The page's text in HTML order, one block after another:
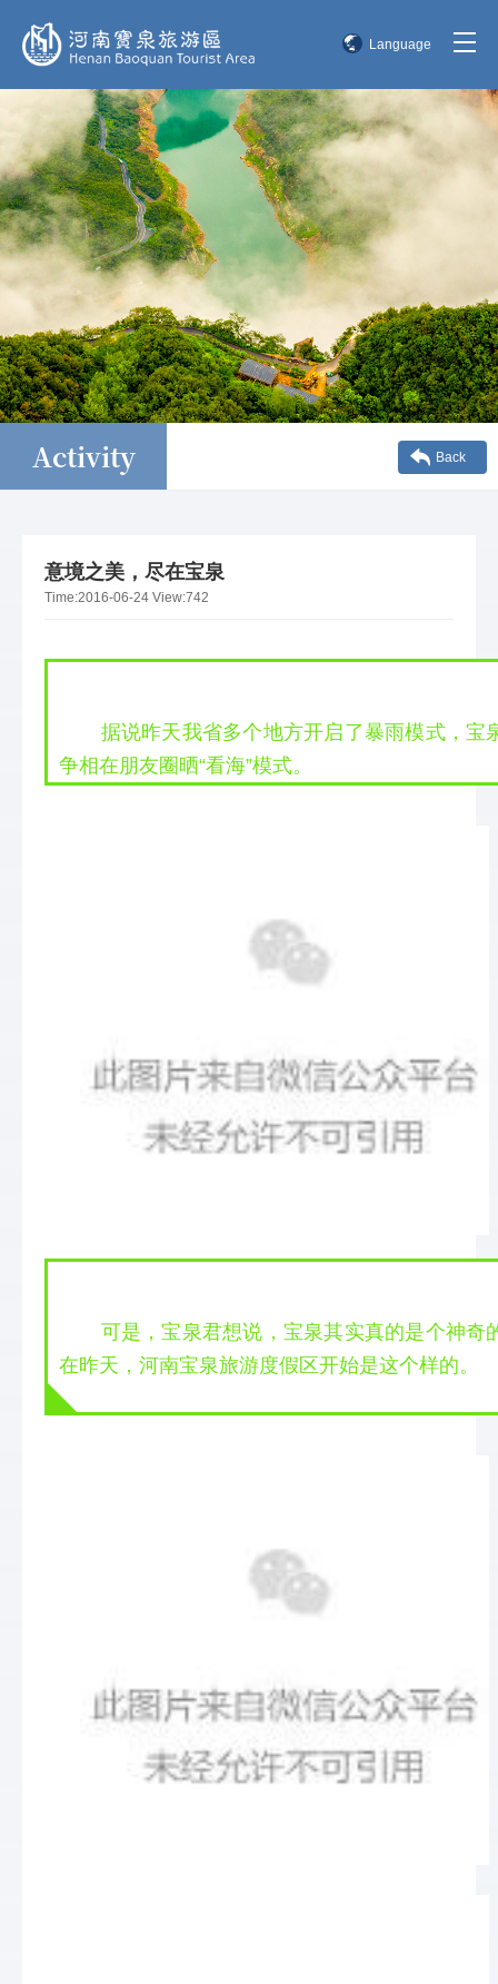
Language
English
한국어
日本語
Activity Back
意境之美，尽在宝泉
Time:2016-06-24 View:742
据说昨天我省多个地方开启了暴雨模式，宝
争相在朋友圈晒“看海”模式。
可是，宝泉君想说，宝泉其实真的是个神奇
在昨天，河南宝泉旅游度假区开始是这个样的。